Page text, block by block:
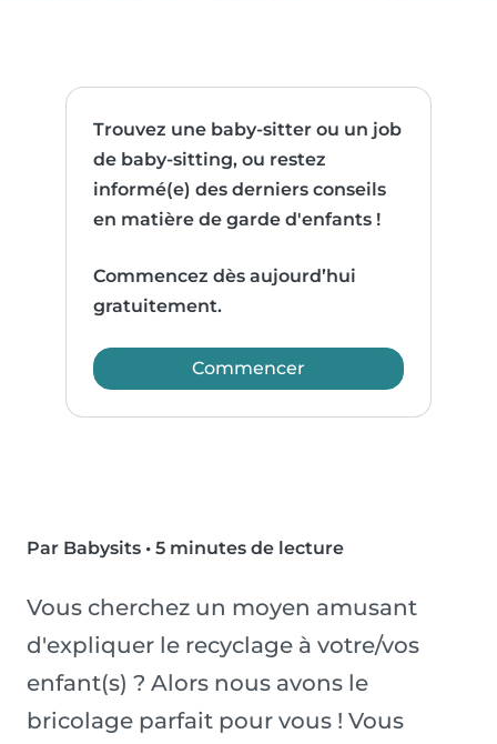
Trouvez une baby-sitter ou un job
de baby-sitting, ou restez
informé(e) des derniers conseils
en matière de garde d'enfants !
Commencez dès aujourd’hui
gratuitement.
Commencer
Par Babysits • 5 minutes de lecture
Vous cherchez un moyen amusant
d'expliquer le recyclage à votre/vos
enfant(s) ? Alors nous avons le
bricolage parfait pour vous ! Vous